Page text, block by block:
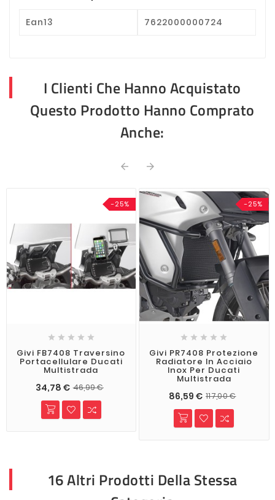
Ean13 7622000000724
I Clienti Che Hanno Acquistato
Questo Prodotto Hanno Comprato
Anche:
 
-25%
    
Givi FB7408 Traversino
Portacellulare Ducati
Multistrada
34,78 € 46,99 €
-25%
    
Givi PR7408 Protezione
Radiatore In Acciaio
Inox Per Ducati
Multistrada
86,59 € 117,00 €
16 Altri Prodotti Della Stessa